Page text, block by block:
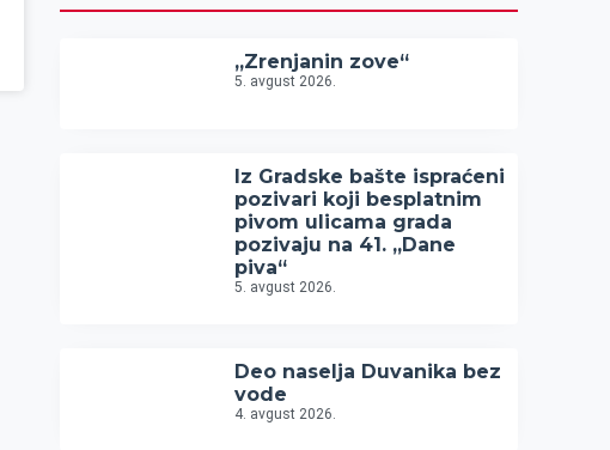
„Zrenjanin zove“
5. avgust 2026.
Iz Gradske bašte ispraćeni
pozivari koji besplatnim
pivom ulicama grada
pozivaju na 41. „Dane
piva“
5. avgust 2026.
Deo naselja Duvanika bez
vode
4. avgust 2026.